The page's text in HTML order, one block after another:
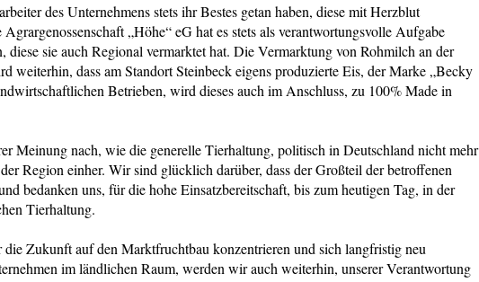
des Unternehmens stets ihr Bestes getan haben, diese mit Herzblut
„Höhe“ eG hat es stets als verantwortungsvolle Aufgabe
sie auch Regional vermarktet hat. Die Vermarktung von Rohmilch an der
weiterhin, dass am Standort Steinbeck eigens produzierte Eis, der Marke „Becky
Betrieben, wird dieses auch im Anschluss, zu 100% Made in
Meinung nach, wie die generelle Tierhaltung, politisch in Deutschland nicht mehr
Region einher. Wir sind glücklich darüber, dass der Großteil der betroffenen
bedanken uns, für die hohe Einsatzbereitschaft, bis zum heutigen Tag, in der
Tierhaltung.
Zukunft auf den Marktfruchtbau konzentrieren und sich langfristig neu
im ländlichen Raum, werden wir auch weiterhin, unserer Verantwortung